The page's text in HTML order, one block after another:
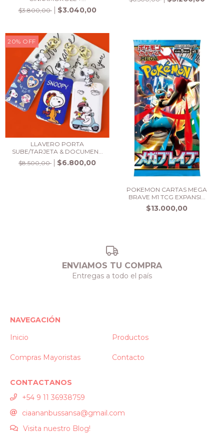
$3.800,00
$3.040,00
20% OFF
LLAVERO PORTA
SUBE/TARJETA & DOCUMEN...
$8.500,00
$6.800,00
POKEMON CARTAS MEGA
BRAVE M1 TCG EXPANSI...
$13.000,00
ENVIAMOS TU COMPRA
Entregas a todo el país
NAVEGACIÓN
Inicio
Productos
Compras Mayoristas Contacto
CONTACTANOS
+54 9 11 36938759
ciaananbussansa@gmail.com
Visita nuestro Blog!